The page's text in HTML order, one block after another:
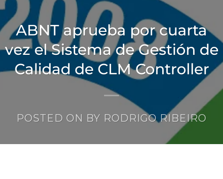
ABNT aprueba por cuarta
vez el Sistema de Gestión de
Calidad de CLM Controller
POSTED ON BY RODRIGO RIBEIRO